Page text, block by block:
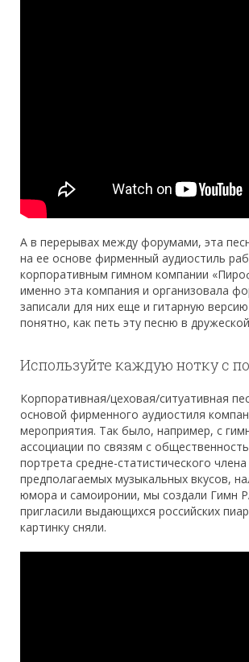
А в перерывах между форумами, эта
на ее основе фирменный аудиостиль
корпоративным гимном компании
именно эта компания и организовала
записали для них еще и гитарную
понятно, как петь эту песню в
Используйте каждую нотку с
Корпоративная/цеховая/ситуативная
основой фирменного аудиостиля
мероприятия. Так было, например, с
ассоциации по связям с
портрета средне-статистического
предполагаемых музыкальных вкусов,
юмора и самоиронии, мы создали Гимн
пригласили выдающихся российских
картинку сняли.